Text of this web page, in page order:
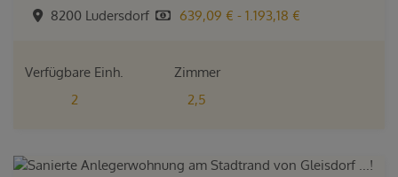
8200 Ludersdorf 639,09 € - 1.193,18 €
Verfügbare Einh.
2
Zimmer
2,5